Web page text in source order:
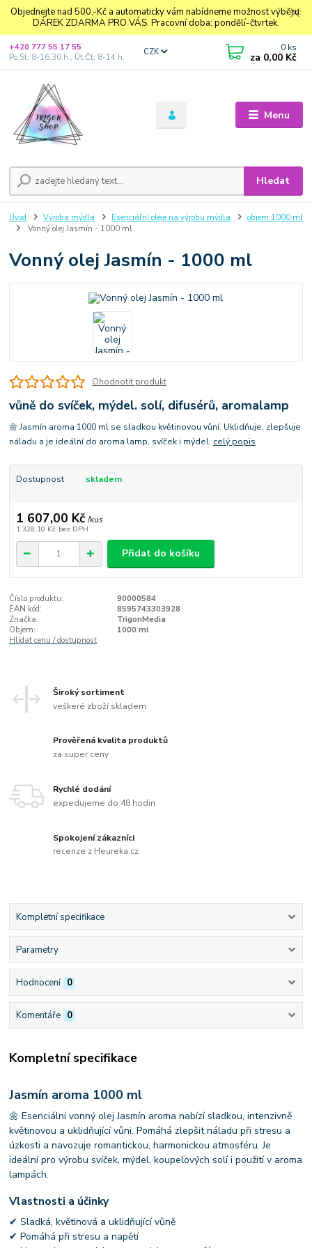
Objednejte nad 500,-Kč a automaticky vám nabídneme možnost výběru:
DÁREK ZDARMA PRO VÁS. Pracovní doba: pondělí-čtvrtek.
Menu
CZK
Hledat
+420 777 55 17 55
Po,St: 8-16.30 h., Út,Čt: 8-14 h.
0 ks
za 0,00 Kč
Úvod Výroba mýdla Esenciální oleje na výrobu mýdla
objem 1000 ml
Vonný olej Jasmín - 1000 ml
Vonný olej Jasmín - 1000 ml
Ohodnotit produkt
vůně do svíček, mýdel. solí, difusérů, aromalamp
🌼 Jasmín aroma 1000 ml se sladkou květinovou vůní. Uklidňuje, zlepšuje
náladu a je ideální do aroma lamp, svíček i mýdel. celý popis
Dostupnost skladem
1 607,00 Kč /kus
1 328,10 Kč bez DPH
Přidat do košíku
Číslo produktu:
90000584
EAN kód:
8595743303928
Značka:
TrigonMedia
Objem:
1000 ml
Hlídat cenu / dostupnost
Široký sortiment
veškeré zboží skladem
Prověřená kvalita produktů
za super ceny
Rychlé dodání
expedujeme do 48 hodin
Spokojení zákazníci
recenze z Heureka.cz
Kompletní specifikace
Parametry
Hodnocení 0
Komentáře 0
Kompletní specifikace
Jasmín aroma 1000 ml
🌼 Esenciální vonný olej Jasmín aroma nabízí sladkou, intenzivně
květinovou a uklidňující vůni. Pomáhá zlepšit náladu při stresu a
úzkosti a navozuje romantickou, harmonickou atmosféru. Je
ideální pro výrobu svíček, mýdel, koupelových solí i použití v aroma
lampách.
Vlastnosti a účinky
✔ Sladká, květinová a uklidňující vůně
✔ Pomáhá při stresu a napětí